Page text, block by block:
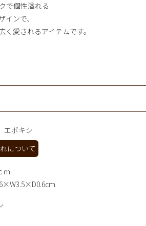
で個性溢れる
ンで、
愛されるアイテムです。
エポキシ
について
ｍ